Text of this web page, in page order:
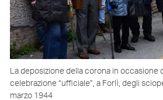
La deposizione della corona in occasione
celebrazione “ufficiale”, a Forlì, degli
marzo 1944